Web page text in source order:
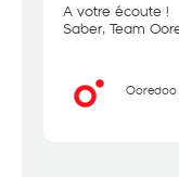
A votre écoute !
Saber, Team
Ooredoo